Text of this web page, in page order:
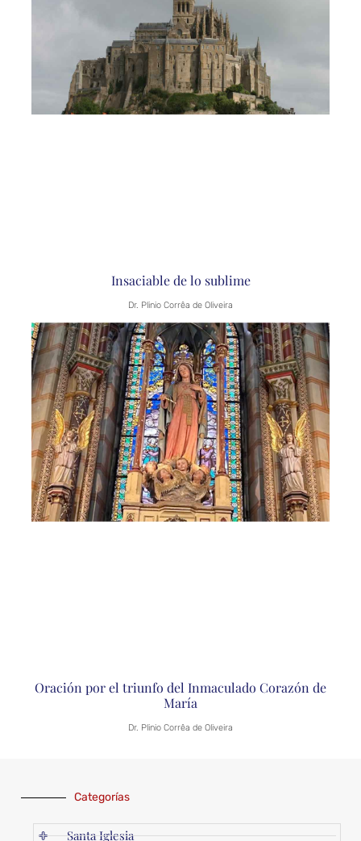
Insaciable de lo sublime
Dr. Plinio Corrêa de Oliveira
Oración por el triunfo del Inmaculado Corazón de
María
Dr. Plinio Corrêa de Oliveira
Categorías
Santa Iglesia